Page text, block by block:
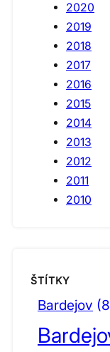
2020
2019
2018
2017
2016
2015
2014
2013
2012
2011
2010
ŠTÍTKY
Bardejov